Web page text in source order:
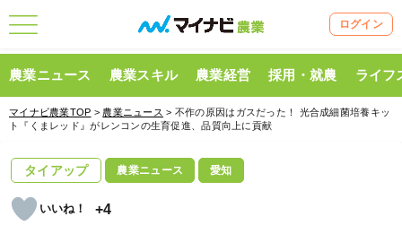
ログイン
農業ニュース 農業スキル 農業経営 採用・就農 ライフ
マイナビ農業TOP > 農業ニュース > 不作の原因はガスだった！ 光合成細菌培養キッ
ト『くまレッド』がレンコンの生育促進、品質向上に貢献
タイアップ 農業ニュース 愛知
+4